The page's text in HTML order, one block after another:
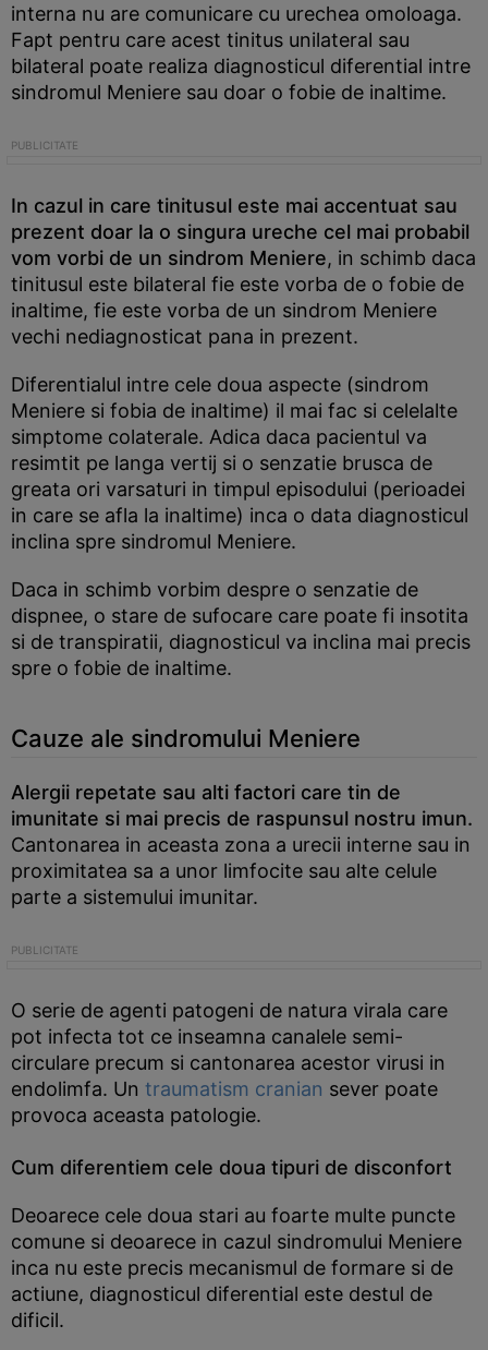
interna nu are comunicare cu urechea omoloaga.
Fapt pentru care acest tinitus unilateral sau
bilateral poate realiza diagnosticul diferential intre
sindromul Meniere sau doar o fobie de inaltime.
In cazul in care tinitusul este mai accentuat sau
prezent doar la o singura ureche cel mai probabil
vom vorbi de un sindrom Meniere, in schimb daca
tinitusul este bilateral fie este vorba de o fobie de
inaltime, fie este vorba de un sindrom Meniere
vechi nediagnosticat pana in prezent.
Diferentialul intre cele doua aspecte (sindrom
Meniere si fobia de inaltime) il mai fac si celelalte
simptome colaterale. Adica daca pacientul va
resimtit pe langa vertij si o senzatie brusca de
greata ori varsaturi in timpul episodului (perioadei
in care se afla la inaltime) inca o data diagnosticul
inclina spre sindromul Meniere.
Daca in schimb vorbim despre o senzatie de
dispnee, o stare de sufocare care poate fi insotita
si de transpiratii, diagnosticul va inclina mai precis
spre o fobie de inaltime.
Cauze ale sindromului Meniere
Alergii repetate sau alti factori care tin de
imunitate si mai precis de raspunsul nostru imun.
Cantonarea in aceasta zona a urecii interne sau in
proximitatea sa a unor limfocite sau alte celule
parte a sistemului imunitar.
O serie de agenti patogeni de natura virala care
pot infecta tot ce inseamna canalele semi-
circulare precum si cantonarea acestor virusi in
endolimfa. Un traumatism cranian sever poate
provoca aceasta patologie.
Cum diferentiem cele doua tipuri de disconfort
Deoarece cele doua stari au foarte multe puncte
comune si deoarece in cazul sindromului Meniere
inca nu este precis mecanismul de formare si de
actiune, diagnosticul diferential este destul de
dificil.